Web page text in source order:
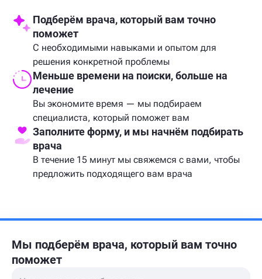
Подберём врача, который вам точно
поможет
С необходимыми навыками и опытом для
решения конкретной проблемы
Меньше времени на поиски, больше на
лечение
Вы экономите время — мы подбираем
специалиста, который поможет вам
Заполните форму, и мы начнём подбирать
врача
В течение 15 минут мы свяжемся с вами, чтобы
предложить подходящего вам врача
Мы подберём врача, который вам точно
поможет